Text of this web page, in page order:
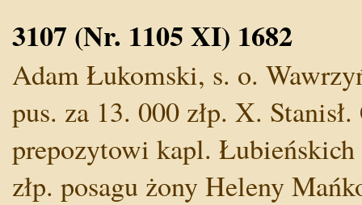
3107 (Nr. 1105 XI) 1682
Adam Łukomski, s. o.
pus. za 13. 000 złp. X.
prepozytowi kapl.
złp. posagu żony Heleny